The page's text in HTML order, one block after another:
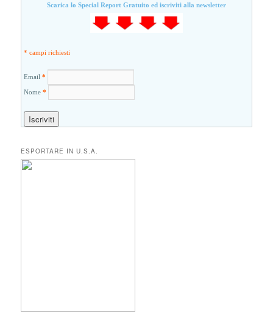
Scarica lo Special Report Gratuito ed iscriviti alla newsletter
* campi richiesti
Email*
Nome*
ESPORTARE IN U.S.A.